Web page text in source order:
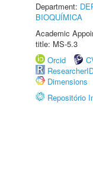
Department:
BIOQUÍMICA
Academic
title: MS-5.3
Orcid
Dimensions
Repositório